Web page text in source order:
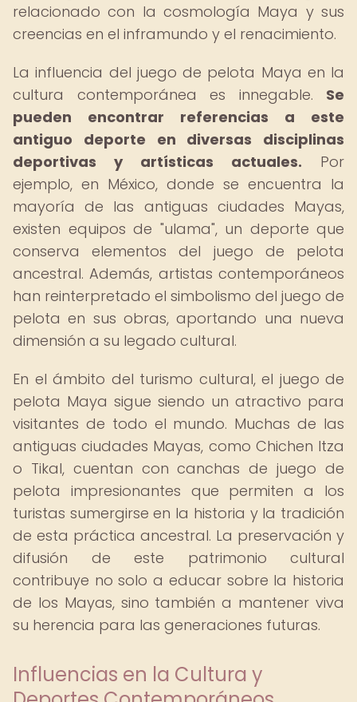
relacionado con la cosmología Maya y sus
creencias en el inframundo y el renacimiento.
La influencia del juego de pelota Maya en la
cultura contemporánea es innegable. Se
pueden encontrar referencias a este
antiguo deporte en diversas disciplinas
deportivas y artísticas actuales. Por
ejemplo, en México, donde se encuentra la
mayoría de las antiguas ciudades Mayas,
existen equipos de "ulama", un deporte que
conserva elementos del juego de pelota
ancestral. Además, artistas contemporáneos
han reinterpretado el simbolismo del juego de
pelota en sus obras, aportando una nueva
dimensión a su legado cultural.
En el ámbito del turismo cultural, el juego de
pelota Maya sigue siendo un atractivo para
visitantes de todo el mundo. Muchas de las
antiguas ciudades Mayas, como Chichen Itza
o Tikal, cuentan con canchas de juego de
pelota impresionantes que permiten a los
turistas sumergirse en la historia y la tradición
de esta práctica ancestral. La preservación y
difusión de este patrimonio cultural
contribuye no solo a educar sobre la historia
de los Mayas, sino también a mantener viva
su herencia para las generaciones futuras.
Influencias en la Cultura y